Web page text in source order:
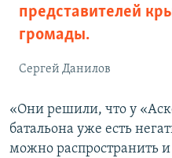
представителей
громады.
Сергей Данилов
«Они решили, что у
батальона уже есть
можно распространить